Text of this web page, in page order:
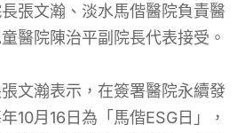
張文瀚、淡水馬偕醫院負責醫
醫院陳治平副院長代表接受。
文瀚表示，在簽署醫院永續發
10月16日為「馬偕ESG日」，